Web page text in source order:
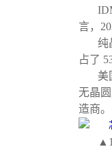
言，
纯
占了
美
无晶
造商。